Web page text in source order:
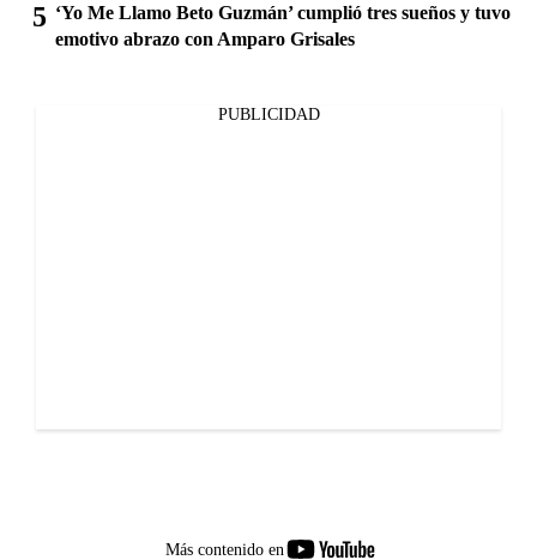
‘Yo Me Llamo Beto Guzmán’ cumplió tres sueños y tuvo
emotivo abrazo con Amparo Grisales
PUBLICIDAD
Más contenido en
youtube-